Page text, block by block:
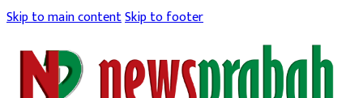
Skip to main contentSkip to footer